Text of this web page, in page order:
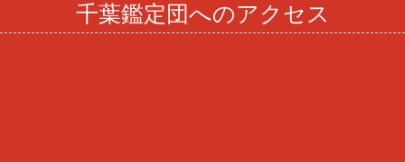
千葉鑑定団へのアクセス